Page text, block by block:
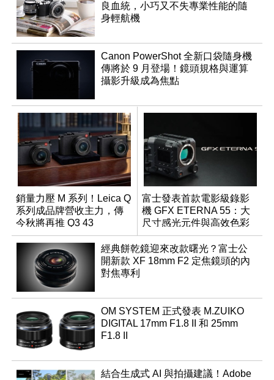
良血統，小巧又不失專業性能的隨
身輕航機
Canon PowerShot 全新口袋隨身機
傳將於 9 月登場！鏡頭規格與運算
攝影升級成為焦點
銷量力壓 M 系列！Leica Q
系列成品牌營收主力，傳
今秋將再推 Q3 43
Monochrom
富士發表首款電影級錄影
機 GFX ETERNA 55：大
尺寸感光元件與高效色彩
管理
經典餅乾鏡迎來改款曙光？富士公
開新款 XF 18mm F2 定焦鏡頭的內
對焦專利
OM SYSTEM 正式發表 M.ZUIKO
DIGITAL 17mm F1.8 II 和 25mm
F1.8 II
結合生成式 AI 與拍攝建議！Adobe